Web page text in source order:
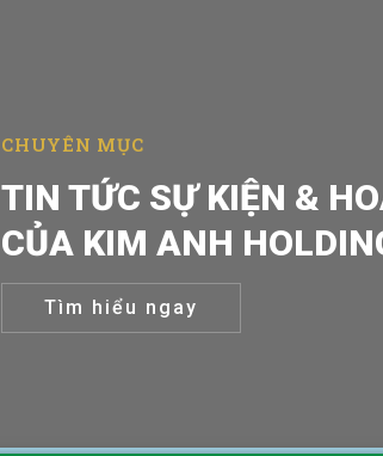
TIN TỨC SỰ KIỆN &
CỦA KIM ANH
CHUYÊN MỤC
Tìm hiểu ngay